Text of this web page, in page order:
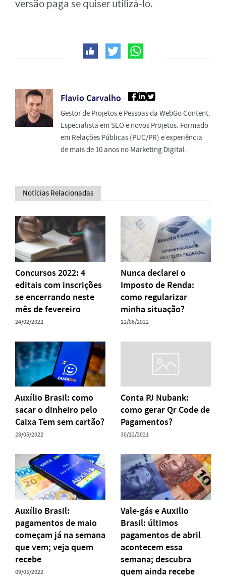
versão paga se quiser utilizá-lo.
Flavio Carvalho
Gestor de Projetos e Pessoas da WebGo Content.
Especialista em SEO e novos Projetos. Formado
em Relações Públicas (PUC/PR) e experiência
de mais de 10 anos no Marketing Digital.
Notícias Relacionadas
Concursos 2022: 4
editais com inscrições
se encerrando neste
mês de fevereiro
24/02/2022
Nunca declarei o
Imposto de Renda:
como regularizar
minha situação?
12/06/2022
Auxílio Brasil: como
sacar o dinheiro pelo
Caixa Tem sem cartão?
28/05/2022
Conta PJ Nubank:
como gerar Qr Code de
Pagamentos?
30/12/2021
Auxílio Brasil:
pagamentos de maio
começam já na semana
que vem; veja quem
recebe
09/05/2022
Vale-gás e Auxilio
Brasil: últimos
pagamentos de abril
acontecem essa
semana; descubra
quem ainda recebe